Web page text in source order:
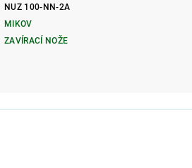
NUZ 100-NN-2A
MIKOV
ZAVÍRACÍ NOŽE